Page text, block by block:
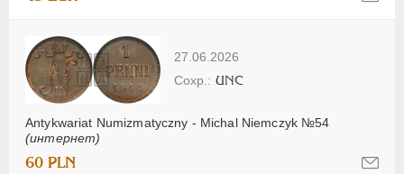
27.06.2026
Antykwariat Numizmatyczny - Michal Niemczyk №54
(интернет)
UNC
60 PLN